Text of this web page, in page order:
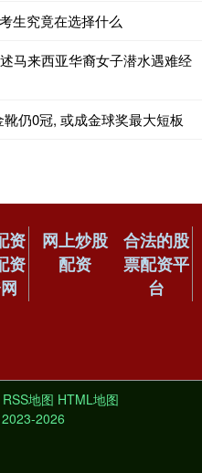
生究竟在选择什么
马来西亚华裔女子潜水遇难经
仍0冠, 或成金球奖最大短板
资
资
网上炒股
配资
合法的股
票配资平
台
RSS地图 HTML地图
2026